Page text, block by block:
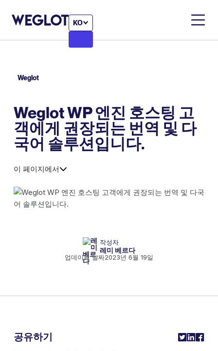
KO
Weglot
Weglot WP 엔진 호스팅 고
객에게 권장되는 번역 및 다
국어 솔루션입니다.
이 페이지에서
작성자
레미 베르다
업데이트 날짜2023년 6월 19일
공유하기